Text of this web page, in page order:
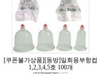
[쿠폰불가상품][동방]일회용부항컵
1,2,3,4,5호 100개